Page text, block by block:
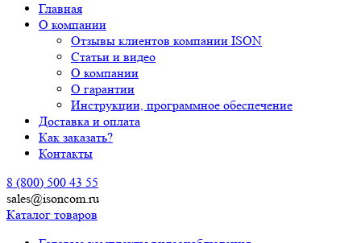
Главная
О компании
Отзывы клиентов компании ISON
Статьи и видео
О компании
О гарантии
Инструкции, программное обеспечение
Доставка и оплата
Как заказать?
Контакты
8 (800) 500 43 55
sales@isoncom.ru
Каталог товаров